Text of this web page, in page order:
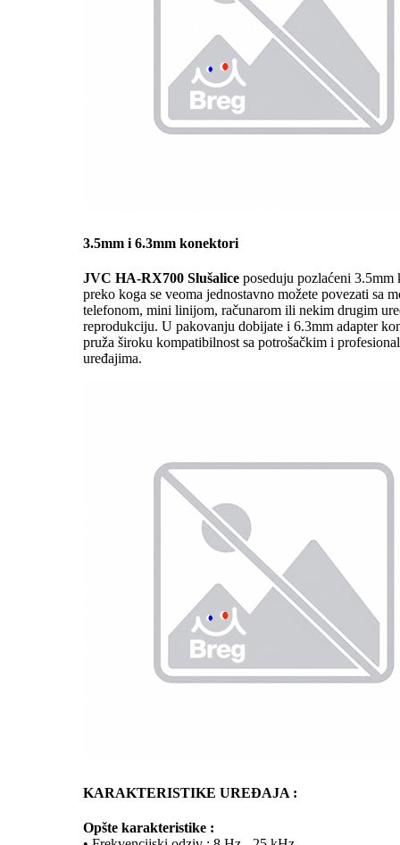
3.5mm i 6.3mm konektori
JVC HA-RX700 Slušalice poseduju pozlaćeni 3.5mm
preko koga se veoma jednostavno možete povezati sa
telefonom, mini linijom, računarom ili nekim drugim
reprodukciju. U pakovanju dobijate i 6.3mm adapter
pruža široku kompatibilnost sa potrošačkim i
uređajima.
KARAKTERISTIKE UREĐAJA :
Opšte karakteristike :